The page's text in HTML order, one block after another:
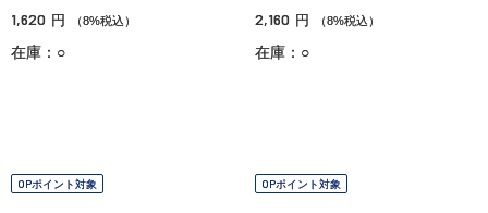
1,620 円 （8%税込）
在庫：○
2,160 円 （8%税込）
在庫：○
OPポイント対象 OPポイント対象